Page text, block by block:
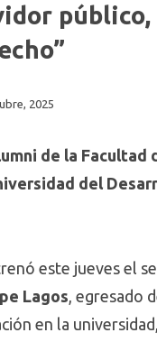
2025
de la Facultad
del
este jueves el
Lagos, egresado
en la